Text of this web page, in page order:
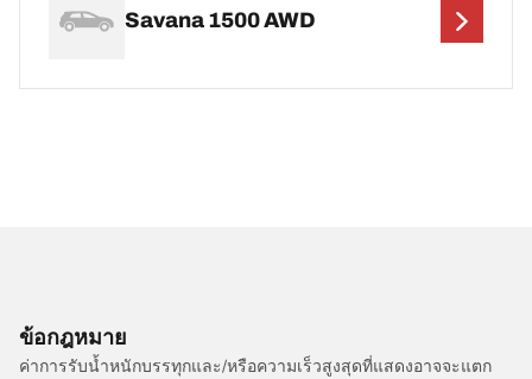
Savana 1500 AWD
ข้อกฎหมาย
ค่าการรับน้ำหนักบรรทุกและ/หรือความเร็วสูงสุดที่แสดงอาจจะแตก